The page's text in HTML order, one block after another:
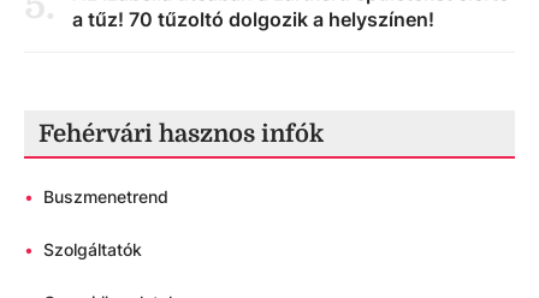
a tűz! 70 tűzoltó dolgozik a helyszínen!
Fehérvári hasznos infók
• Buszmenetrend
• Szolgáltatók